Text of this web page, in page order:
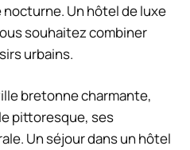
Un hôtel de luxe
souhaitez combiner
urbains.
bretonne charmante,
pittoresque, ses
Un séjour dans un hôtel